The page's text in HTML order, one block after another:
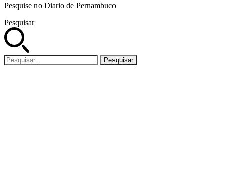
Pesquise no Diario de Pernambuco
Pesquisar
Pesquisar